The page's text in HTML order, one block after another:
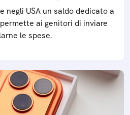
negli USA un saldo dedicato a
ai genitori di inviare
le spese.